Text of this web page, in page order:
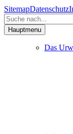
SitemapDatenschutz
Hauptmenu
Das